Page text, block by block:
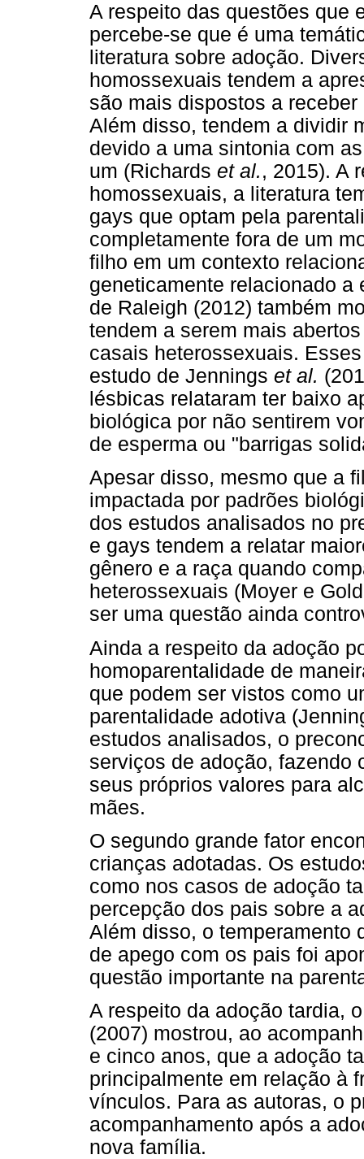
A respeito das questões que
percebe-se que é uma
literatura sobre adoção.
homossexuais tendem a
são mais dispostos a
Além disso, tendem a dividir
devido a uma sintonia com
um (Richards et al., 2015). A
homossexuais, a literatura
gays que optam pela
completamente fora de um
filho em um contexto
geneticamente relacionado a
de Raleigh (2012) também
tendem a serem mais
casais heterossexuais.
estudo de Jennings et al.
lésbicas relataram ter baixo
biológica por não sentirem
de esperma ou "barrigas
Apesar disso, mesmo que a
impactada por padrões
dos estudos analisados no
e gays tendem a relatar
gênero e a raça quando
heterossexuais (Moyer e
ser uma questão ainda
Ainda a respeito da adoção
homoparentalidade de
que podem ser vistos como
parentalidade adotiva
estudos analisados, o
serviços de adoção, fazendo
seus próprios valores para
mães.
O segundo grande fator
crianças adotadas. Os
como nos casos de adoção
percepção dos pais sobre a
Além disso, o temperamento
de apego com os pais foi
questão importante na
A respeito da adoção tardia,
(2007) mostrou, ao
e cinco anos, que a adoção
principalmente em relação à
vínculos. Para as autoras, o
acompanhamento após a
nova família.